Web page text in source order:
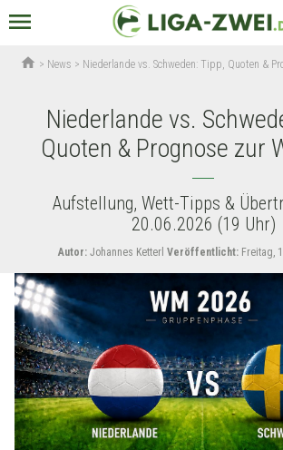
menu
home > News > Niederlande vs. Schweden: Tipp, Quoten &
Niederlande vs.
Quoten & Prognose zur
Aufstellung, Wett-Tipps &
20.06.2026 (19 Uhr)
Autor: Johannes Ketterl Veröffentlicht: Freitag,